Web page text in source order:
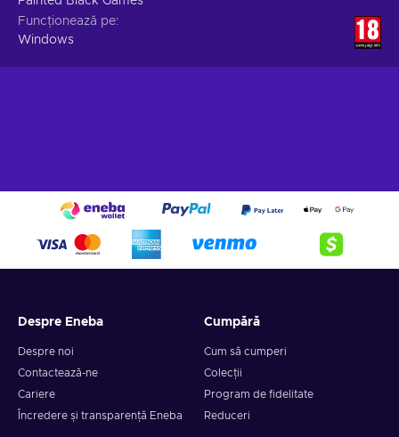
Funcționează pe
Windows
Despre Eneba
Despre noi
Contactează-ne
Cariere
Încredere și transparență Eneba
Cumpără
Cum să cumperi
Colecții
Program de fidelitate
Reduceri